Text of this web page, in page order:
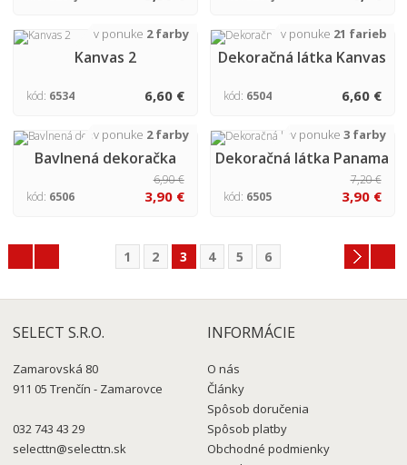
v ponuke 2 farby
Kanvas 2
kód: 6534 6,60 €
v ponuke 21 farieb
Dekoračná látka Kanvas
kód: 6504 6,60 €
v ponuke 2 farby
Bavlnená dekoračka
6,90 €
kód: 6506 3,90 €
v ponuke 3 farby
Dekoračná látka Panama
7,20 €
kód: 6505 3,90 €
1 2 3 4 5 6
SELECT S.R.O.
Zamarovská 80
911 05 Trenčín - Zamarovce
032 743 43 29
selecttn@selecttn.sk
INFORMÁCIE
O nás
Články
Spôsob doručenia
Spôsob platby
Obchodné podmienky